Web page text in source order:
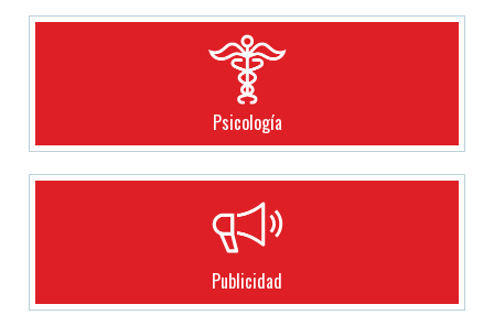
Psicología
Publicidad